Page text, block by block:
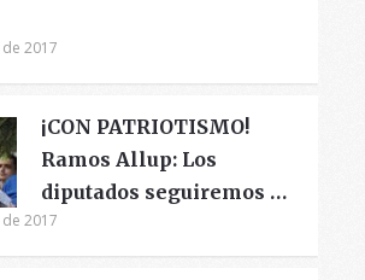
2017
¡CON PATRIOTISMO!
Ramos Allup: Los
diputados seguiremos …
2017